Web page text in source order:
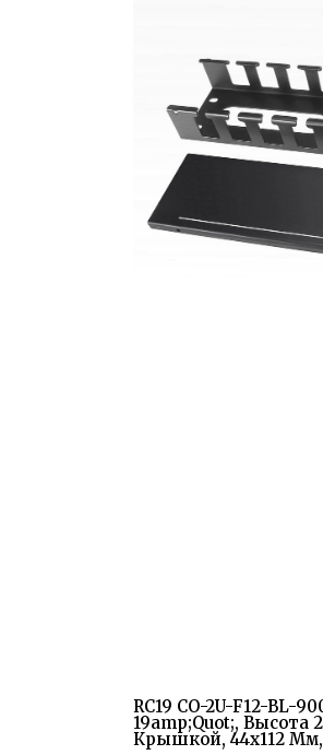
RC19 CO-2U-F12-BL-
19amp;quot;,
Крышкой, 44x112